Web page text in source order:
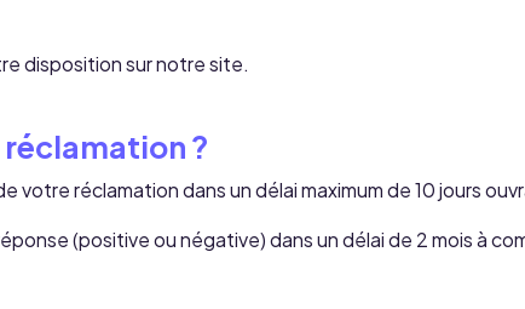
disposition sur notre site.
?
votre réclamation dans un délai maximum de 10 jours
(positive ou négative) dans un délai de 2 mois à